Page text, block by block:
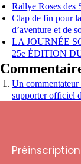
Rallye Roses des
Clap de fin pour
d’aventure et de
LA JOURNÉE
25e ÉDITION
Un commentateur
supporter officiel
Préinscription